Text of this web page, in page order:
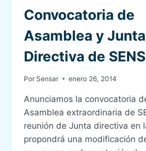
SENSAR?
TÚ
PUEDES
SER
SOCIO
DE
Convocatoria de
Asamblea y Junta
Directiva de
Por Sensar enero 26, 2014
Anunciamos la convocatoria
Asamblea extraordinaria de
reunión de Junta directiva en
propondrá una modificación